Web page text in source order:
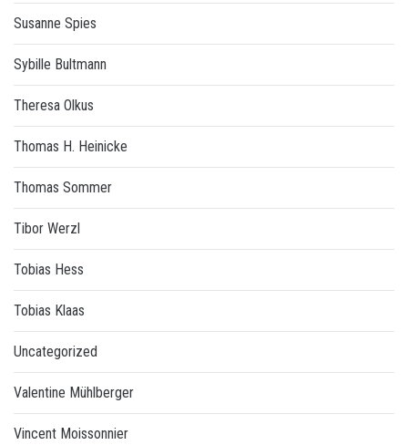
Susanne Spies
Sybille Bultmann
Theresa Olkus
Thomas H. Heinicke
Thomas Sommer
Tibor Werzl
Tobias Hess
Tobias Klaas
Uncategorized
Valentine Mühlberger
Vincent Moissonnier